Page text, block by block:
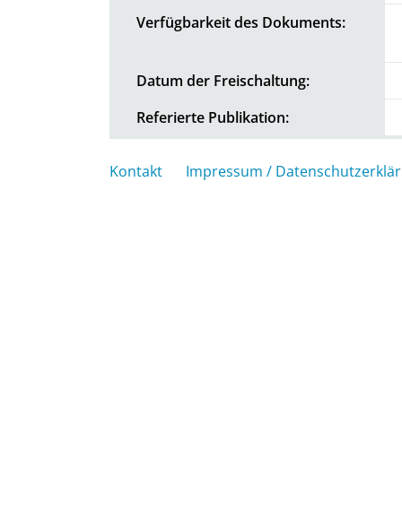
Verfügbarkeit des Dokuments:
Datum der Freischaltung:
Referierte Publikation:
Kontakt Impressum /